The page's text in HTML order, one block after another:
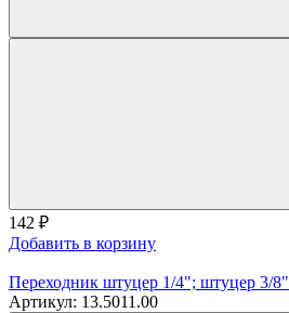
142 ₽
Добавить в корзину
Переходник штуцер 1/4"; штуцер 3/8"
Артикул: 13.5011.00